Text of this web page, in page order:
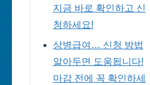
지금 바로 확인하고 신
청하세요!
상병급여… 신청 방법
알아두면 도움됩니다!
마감 전에 꼭 확인하세